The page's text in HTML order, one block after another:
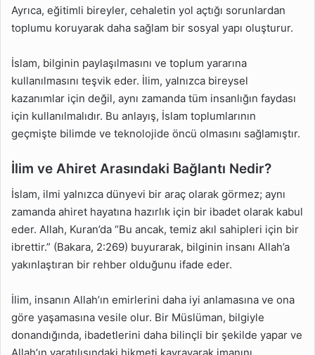
Ayrıca, eğitimli bireyler, cehaletin yol açtığı sorunlardan
toplumu koruyarak daha sağlam bir sosyal yapı oluşturur.
İslam, bilginin paylaşılmasını ve toplum yararına
kullanılmasını teşvik eder. İlim, yalnızca bireysel
kazanımlar için değil, aynı zamanda tüm insanlığın faydası
için kullanılmalıdır. Bu anlayış, İslam toplumlarının
geçmişte bilimde ve teknolojide öncü olmasını sağlamıştır.
İlim ve Ahiret Arasındaki Bağlantı Nedir?
İslam, ilmi yalnızca dünyevi bir araç olarak görmez; aynı
zamanda ahiret hayatına hazırlık için bir ibadet olarak kabul
eder. Allah, Kuran’da “Bu ancak, temiz akıl sahipleri için bir
ibrettir.” (Bakara, 2:269) buyurarak, bilginin insanı Allah’a
yakınlaştıran bir rehber olduğunu ifade eder.
İlim, insanın Allah’ın emirlerini daha iyi anlamasına ve ona
göre yaşamasına vesile olur. Bir Müslüman, bilgiyle
donandığında, ibadetlerini daha bilinçli bir şekilde yapar ve
Allah’ın yaratılışındaki hikmeti kavrayarak imanını